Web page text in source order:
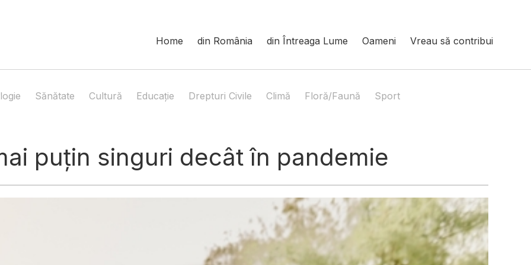
Home din România din Întreaga Lume Oameni Vreau să contribui
Sănătate Cultură Educație Drepturi Civile Climă Floră/Faună Sport
puțin singuri decât în pandemie